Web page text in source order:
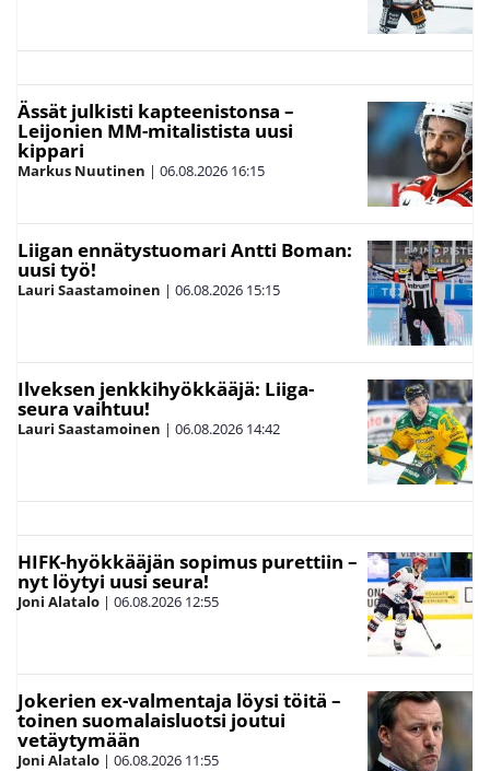
Ässät julkisti kapteenistonsa –
Leijonien MM-mitalistista uusi
kippari
Markus Nuutinen | 06.08.2026 16:15
Liigan ennätystuomari Antti Boman:
uusi työ!
Lauri Saastamoinen | 06.08.2026 15:15
Ilveksen jenkkihyökkääjä: Liiga-
seura vaihtuu!
Lauri Saastamoinen | 06.08.2026 14:42
HIFK-hyökkääjän sopimus purettiin –
nyt löytyi uusi seura!
Joni Alatalo | 06.08.2026 12:55
Jokerien ex-valmentaja löysi töitä –
toinen suomalaisluotsi joutui
vetäytymään
Joni Alatalo | 06.08.2026 11:55